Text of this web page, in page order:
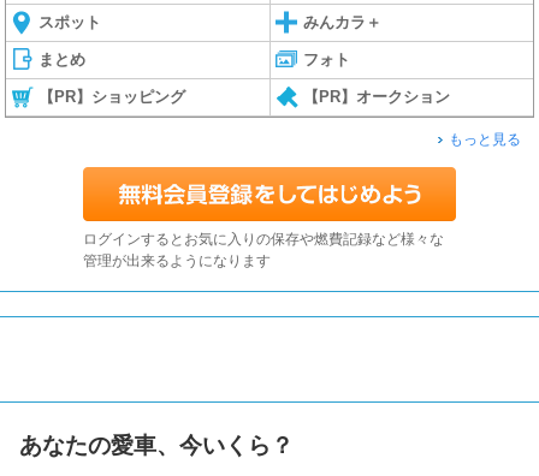
スポット みんカラ＋
まとめ フォト
【PR】ショッピング 【PR】オークション
もっと見る
ログインするとお気に入りの保存や燃費記録など様々な
管理が出来るようになります
あなたの愛車、今いくら？